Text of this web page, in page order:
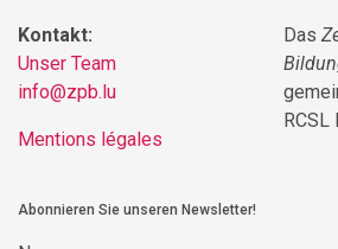
Kontakt:
Unser Team
info@zpb.lu
Mentions légales
Das
RCSL
Abonnieren Sie unseren Newsletter!